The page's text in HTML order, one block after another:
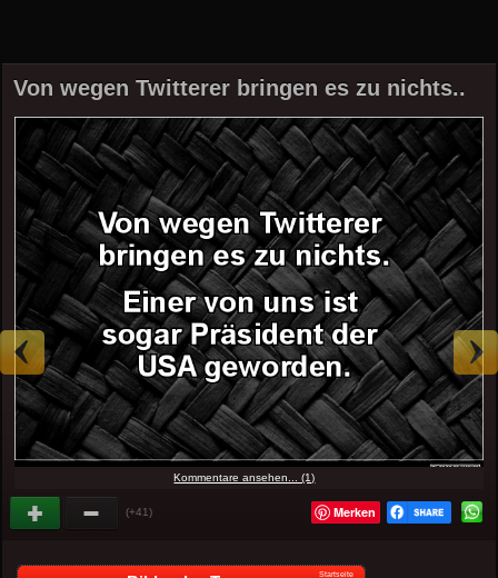
Von wegen Twitterer bringen es zu nichts..
Kommentare ansehen... (1)
(+41) Merken
Startseite